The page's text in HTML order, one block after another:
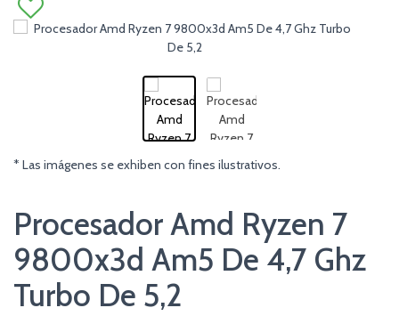
* Las imágenes se exhiben con fines ilustrativos.
Procesador Amd Ryzen 7
9800x3d Am5 De 4,7 Ghz
Turbo De 5,2